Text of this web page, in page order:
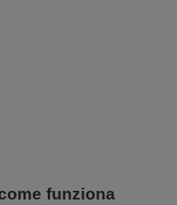
funziona